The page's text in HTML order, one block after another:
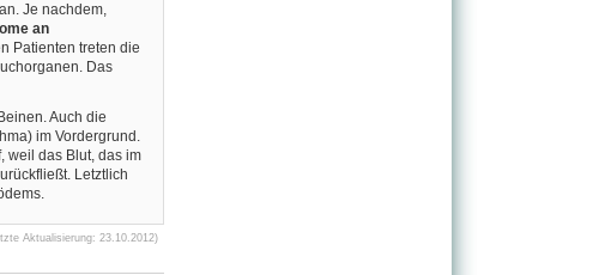
Je nachdem,
an
Patienten treten die
Das
Auch die
im Vordergrund.
weil das Blut, das im
Letztlich
Aktualisierung: 23.10.2012)